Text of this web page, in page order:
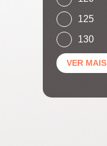
125
130
VER MAIS